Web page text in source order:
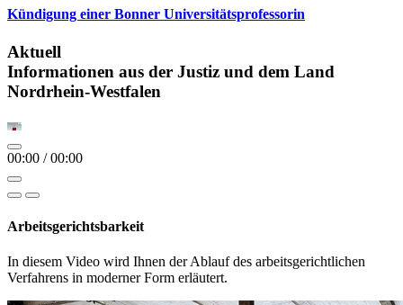
Kündigung einer Bonner Universitätsprofessorin
Aktuell
Informationen aus der Justiz und dem Land
Nordrhein-Westfalen
00:00 /00:00
Arbeitsgerichtsbarkeit
In diesem Video wird Ihnen der Ablauf des arbeitsgerichtlichen
Verfahrens in moderner Form erläutert.